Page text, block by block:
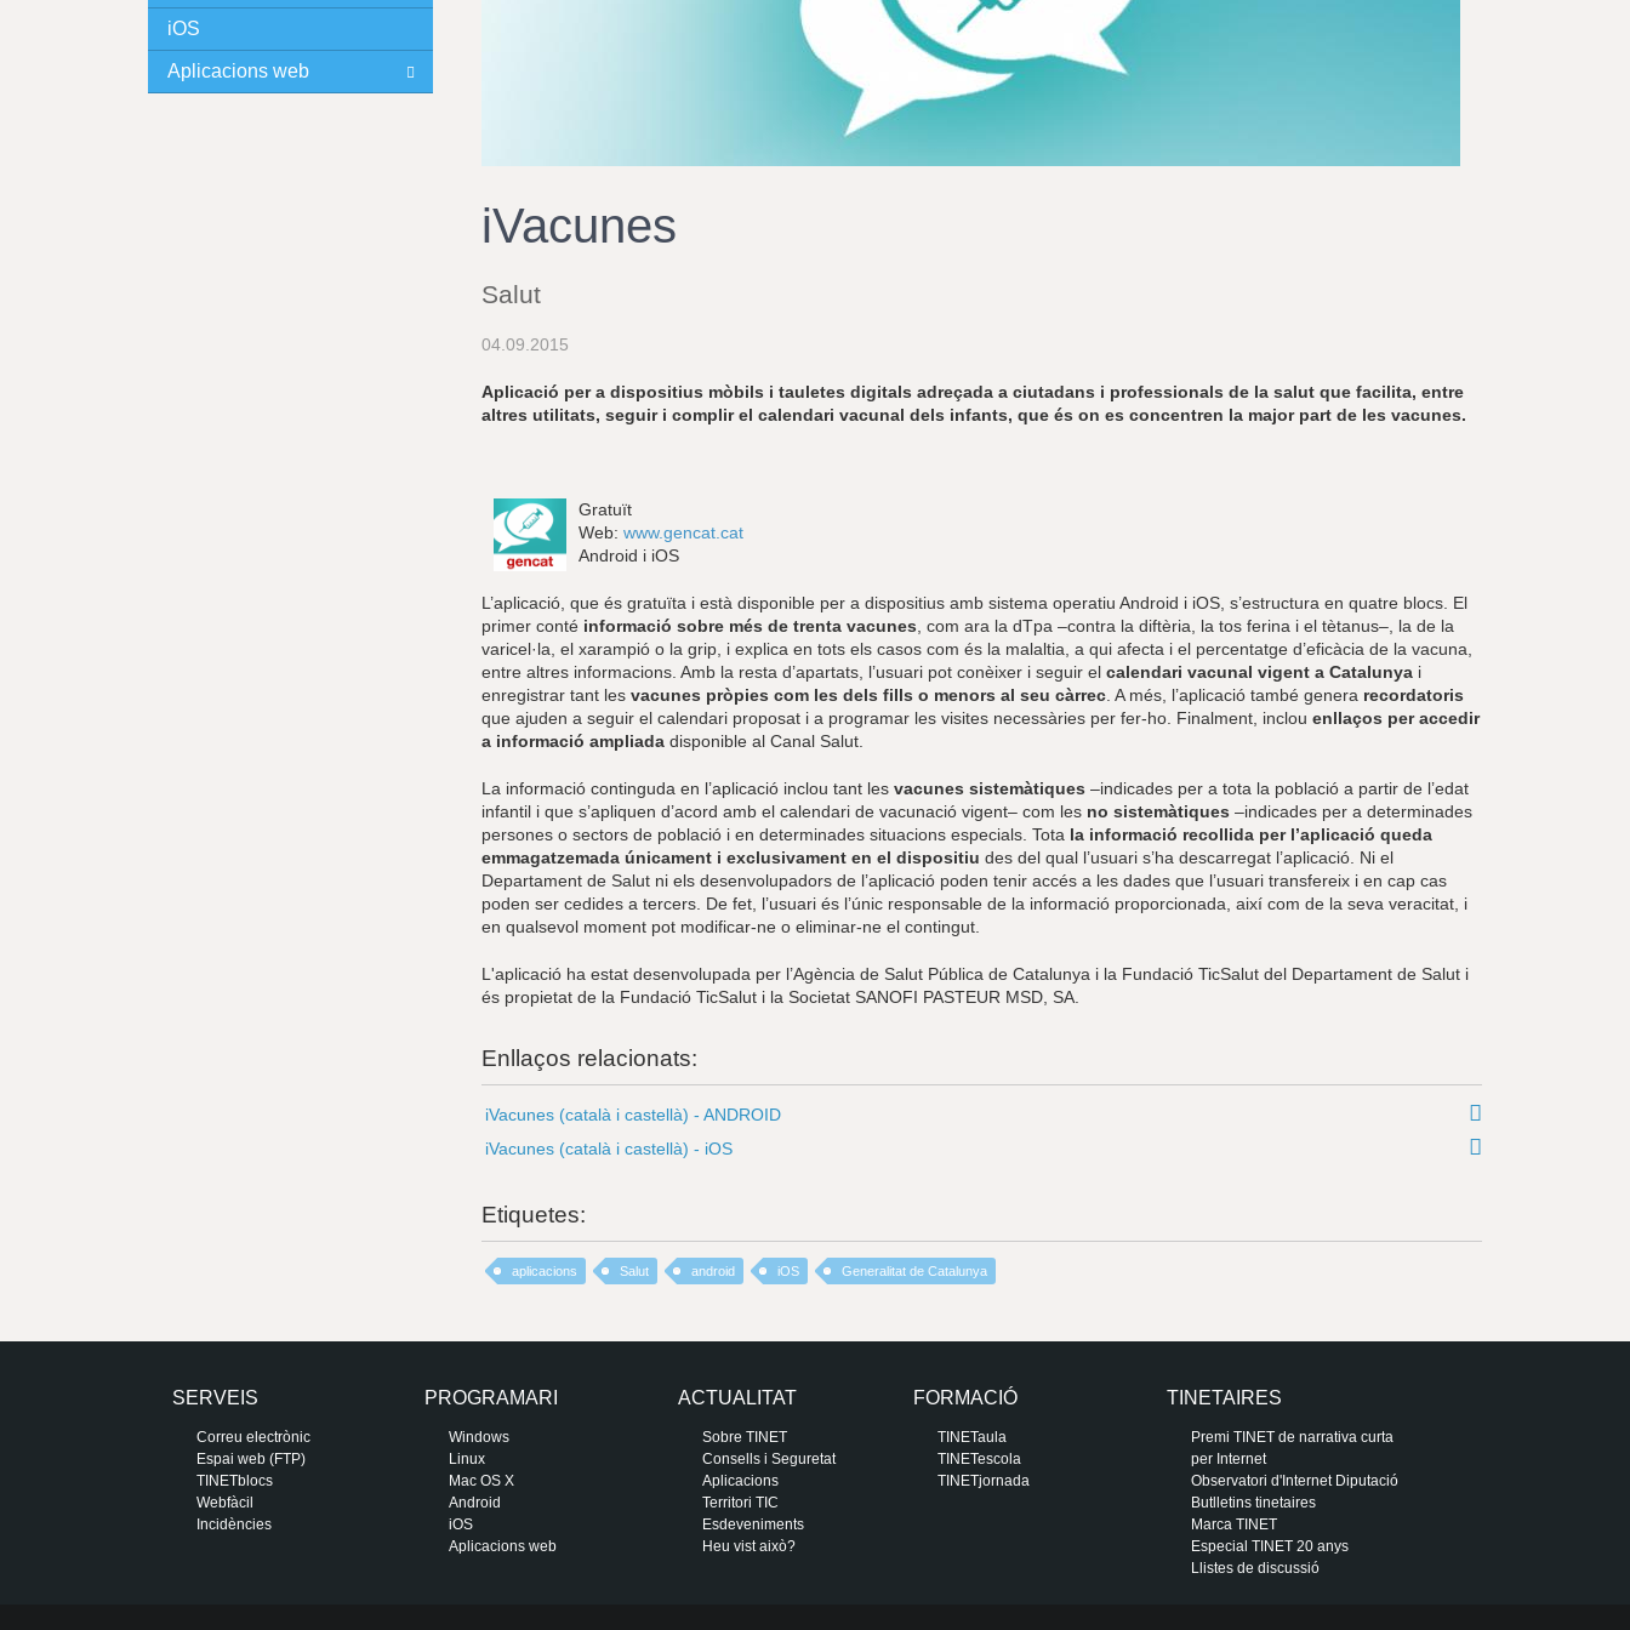
l
I
N
iVacunes
Salut
04.09.2015
Aplicació per a dispositius mòbils i tauletes digitals adreçada a ciutadans i professionals de la salut que facilita, entre
altres utilitats, seguir i complir el calendari vacunal dels infants, que és on es concentren la major part de les vacunes.
Gratuït
Web: www.gencat.cat
Android i iOS
L’aplicació, que és gratuïta i està disponible per a dispositius amb sistema operatiu Android i iOS, s’estructura en quatre blocs. El
primer conté informació sobre més de trenta vacunes , com ara la dTpa –contra la diftèria, la tos ferina i el tètanus–, la de la
varicel·la, el xarampió o la grip, i explica en tots els casos com és la malaltia, a qui afecta i el percentatge d’eficàcia de la vacuna,
entre altres informacions. Amb la resta d’apartats, l’usuari pot conèixer i seguir el calendari vacunal vigent a Catalunya i
enregistrar tant les vacunes pròpies com les dels fills o menors al seu càrrec . A més, l’aplicació també genera recordatoris
que ajuden a seguir el calendari proposat i a programar les visites necessàries per fer-ho. Finalment, inclou enllaços per accedir
a informació ampliada disponible al Canal Salut.
La informació continguda en l’aplicació inclou tant les vacunes sistemàtiques –indicades per a tota la població a partir de l’edat
infantil i que s’apliquen d’acord amb el calendari de vacunació vigent– com les no sistemàtiques –indicades per a determinades
persones o sectors de població i en determinades situacions especials. Tota la informació recollida per l’aplicació queda
emmagatzemada únicament i exclusivament en el dispositiu des del qual l’usuari s’ha descarregat l’aplicació. Ni el
Departament de Salut ni els desenvolupadors de l’aplicació poden tenir accés a les dades que l’usuari transfereix i en cap cas
poden ser cedides a tercers. De fet, l’usuari és l’únic responsable de la informació proporcionada, així com de la seva veracitat, i
en qualsevol moment pot modificar-ne o eliminar-ne el contingut.
L'aplicació ha estat desenvolupada per l’Agència de Salut Pública de Catalunya i la Fundació TicSalut del Departament de Salut i
és propietat de la Fundació TicSalut i la Societat SANOFI PASTEUR MSD, SA.
Enllaços relacionats:
iVacunes (català i castellà) - ANDROID
iVacunes (català i castellà) - iOS
Etiquetes:
aplicacions Salut android iOS Generalitat de Catalunya
iOS
Aplicacions web
SERVEIS
Correu electrònic
Espai web (FTP)
TINETblocs
Webfàcil
Incidències
PROGRAMARI
Windows
Linux
Mac OS X
Android
iOS
Aplicacions web
ACTUALITAT
Sobre TINET
Consells i Seguretat
Aplicacions
Territori TIC
Esdeveniments
Heu vist això?
FORMACIÓ
TINETaula
TINETescola
TINETjornada
TINETAIRES
Premi TINET de narrativa curta
per Internet
Observatori d'Internet Diputació
Butlletins tinetaires
Marca TINET
Especial TINET 20 anys
Llistes de discussió